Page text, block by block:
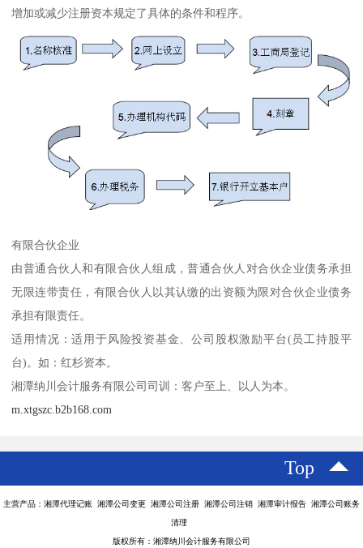
增加或减少注册资本规定了具体的条件和程序。
有限合伙企业
由普通合伙人和有限合伙人组成，普通合伙人对合伙企业债务承担
无限连带责任，有限合伙人以其认缴的出资额为限对合伙企业债务
承担有限责任。
适用情况：适用于风险投资基金、公司股权激励平台(员工持股平
台)。如：红杉资本。
湘潭纳川会计服务有限公司司训：客户至上、以人为本。
m.xtgszc.b2b168.com
Top
主营产品：湘潭代理记账 湘潭公司变更 湘潭公司注册 湘潭公司注销 湘潭审计报告 湘潭公司账务
清理
版权所有：湘潭纳川会计服务有限公司